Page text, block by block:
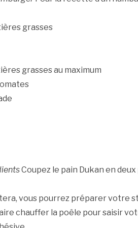
grasses
grasses au maximum
Coupez le pain Dukan en
vous pourrez préparer votre
chauffer la poêle pour saisir